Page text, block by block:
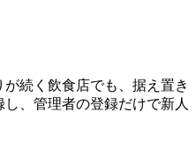
続く飲食店でも、据え置き
、管理者の登録だけで新人